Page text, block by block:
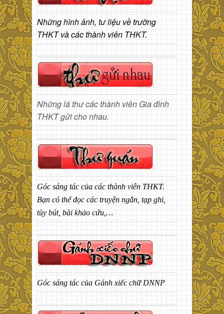
Những hình ảnh, tư liệu về trường
THKT và các thành viên THKT.
Những lá thư các thành viên Gia đình
THKT gửi cho nhau.
Góc sáng tác của các thành viên THKT.
Bạn có thể đọc các truyện ngắn, tạp ghi,
tùy bút, bài khảo cứu,…
Góc sáng tác của Gánh xiếc chữ DNNP